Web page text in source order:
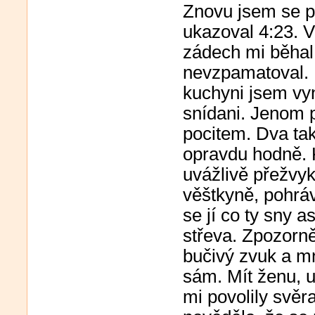
Znovu jsem se
ukazoval 4:23.
zádech mi
kuchyni jsem
snídani. Jenom
pocitem. Dva
opravdu hodně.
uvážlivě
věštkyně,
se jí co ty sny
střeva.
bučivý zvuk a
sám. Mít ženu,
mi povolily